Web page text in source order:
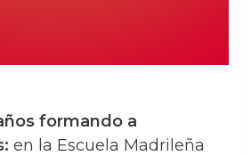
formando a
en la Escuela Madrileña